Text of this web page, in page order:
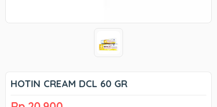
HOTIN CREAM DCL 60 GR